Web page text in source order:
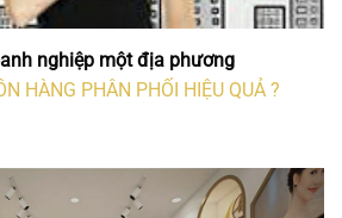
nghiệp một địa phương
HÀNG PHÂN PHỐI HIỆU QUẢ ?